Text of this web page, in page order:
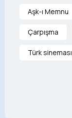
Aşk-ı Memnu
Çarpışma
Türk sineması